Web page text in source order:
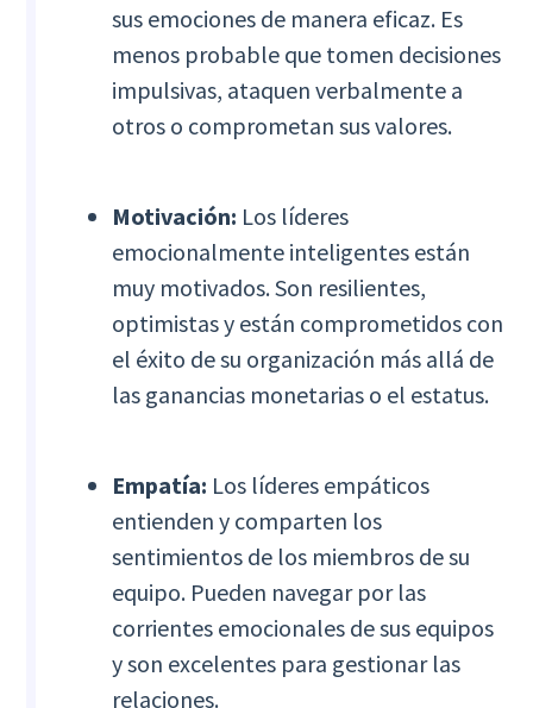
sus emociones de manera eficaz. Es
menos probable que tomen decisiones
impulsivas, ataquen verbalmente a
otros o comprometan sus valores.
Motivación: Los líderes
emocionalmente inteligentes están
muy motivados. Son resilientes,
optimistas y están comprometidos con
el éxito de su organización más allá de
las ganancias monetarias o el estatus.
Empatía: Los líderes empáticos
entienden y comparten los
sentimientos de los miembros de su
equipo. Pueden navegar por las
corrientes emocionales de sus equipos
y son excelentes para gestionar las
relaciones.